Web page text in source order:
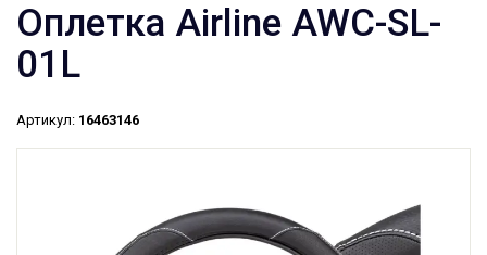
Оплетка Airline AWC-SL-
01L
Артикул: 16463146